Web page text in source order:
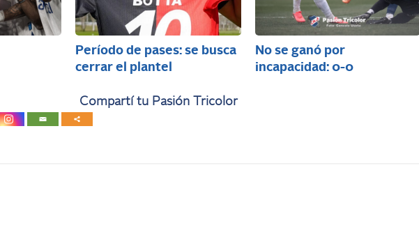
Período de pases: se busca
cerrar el plantel
No se ganó por
incapacidad: 0-0
Compartí tu Pasión Tricolor